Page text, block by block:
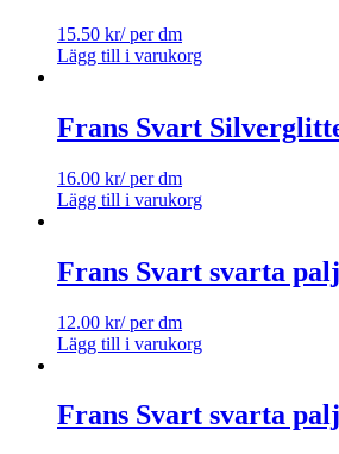
15.50 kr/ per dm
Lägg till i varukorg
Frans Svart
16.00 kr/ per dm
Lägg till i varukorg
Frans Svart svarta
12.00 kr/ per dm
Lägg till i varukorg
Frans Svart svarta